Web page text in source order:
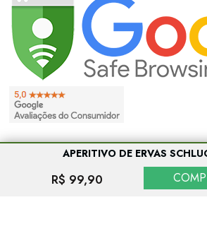
APERITIVO DE ERVAS
R$ 99,90